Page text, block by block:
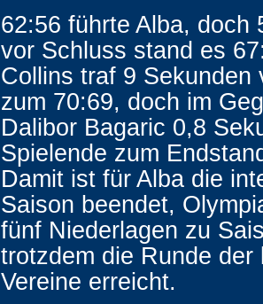
62:56 führte Alba, doch
vor Schluss stand es
Collins traf 9 Sekunden
zum 70:69, doch im
Dalibor Bagaric 0,8
Spielende zum
Damit ist für Alba die
Saison beendet,
fünf Niederlagen zu
trotzdem die Runde der
Vereine erreicht.